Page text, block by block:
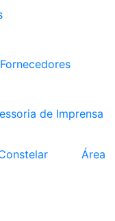
de Imprensa
Área